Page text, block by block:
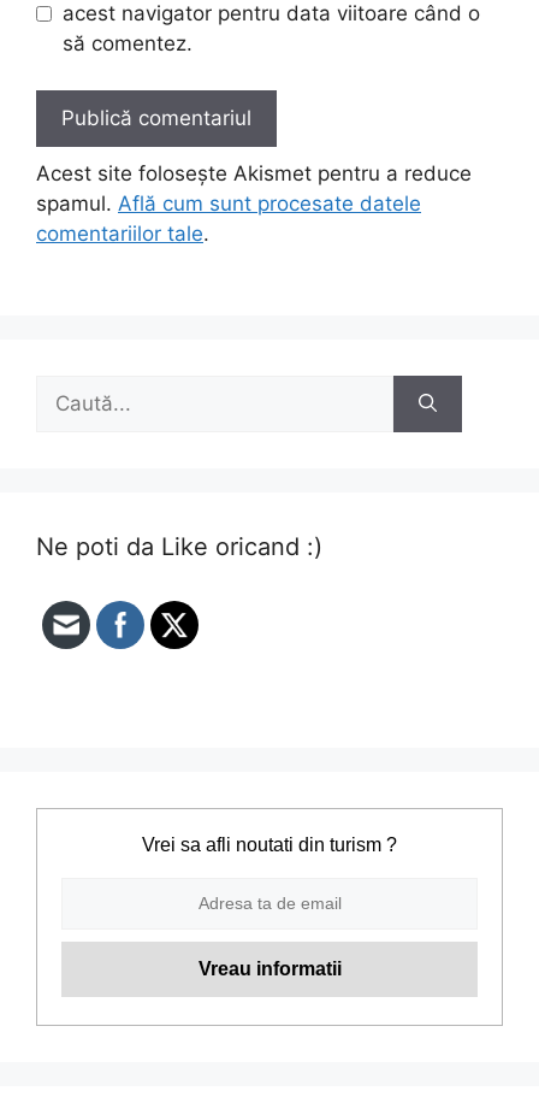
acest navigator pentru data viitoare când o
să comentez.
Acest site folosește Akismet pentru a reduce
spamul. Află cum sunt procesate datele
comentariilor tale.
Caută
Ne poti da Like oricand :)
Vrei sa afli noutati din turism ?